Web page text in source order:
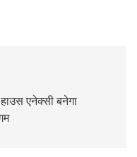
एनेक्सी बनेगा